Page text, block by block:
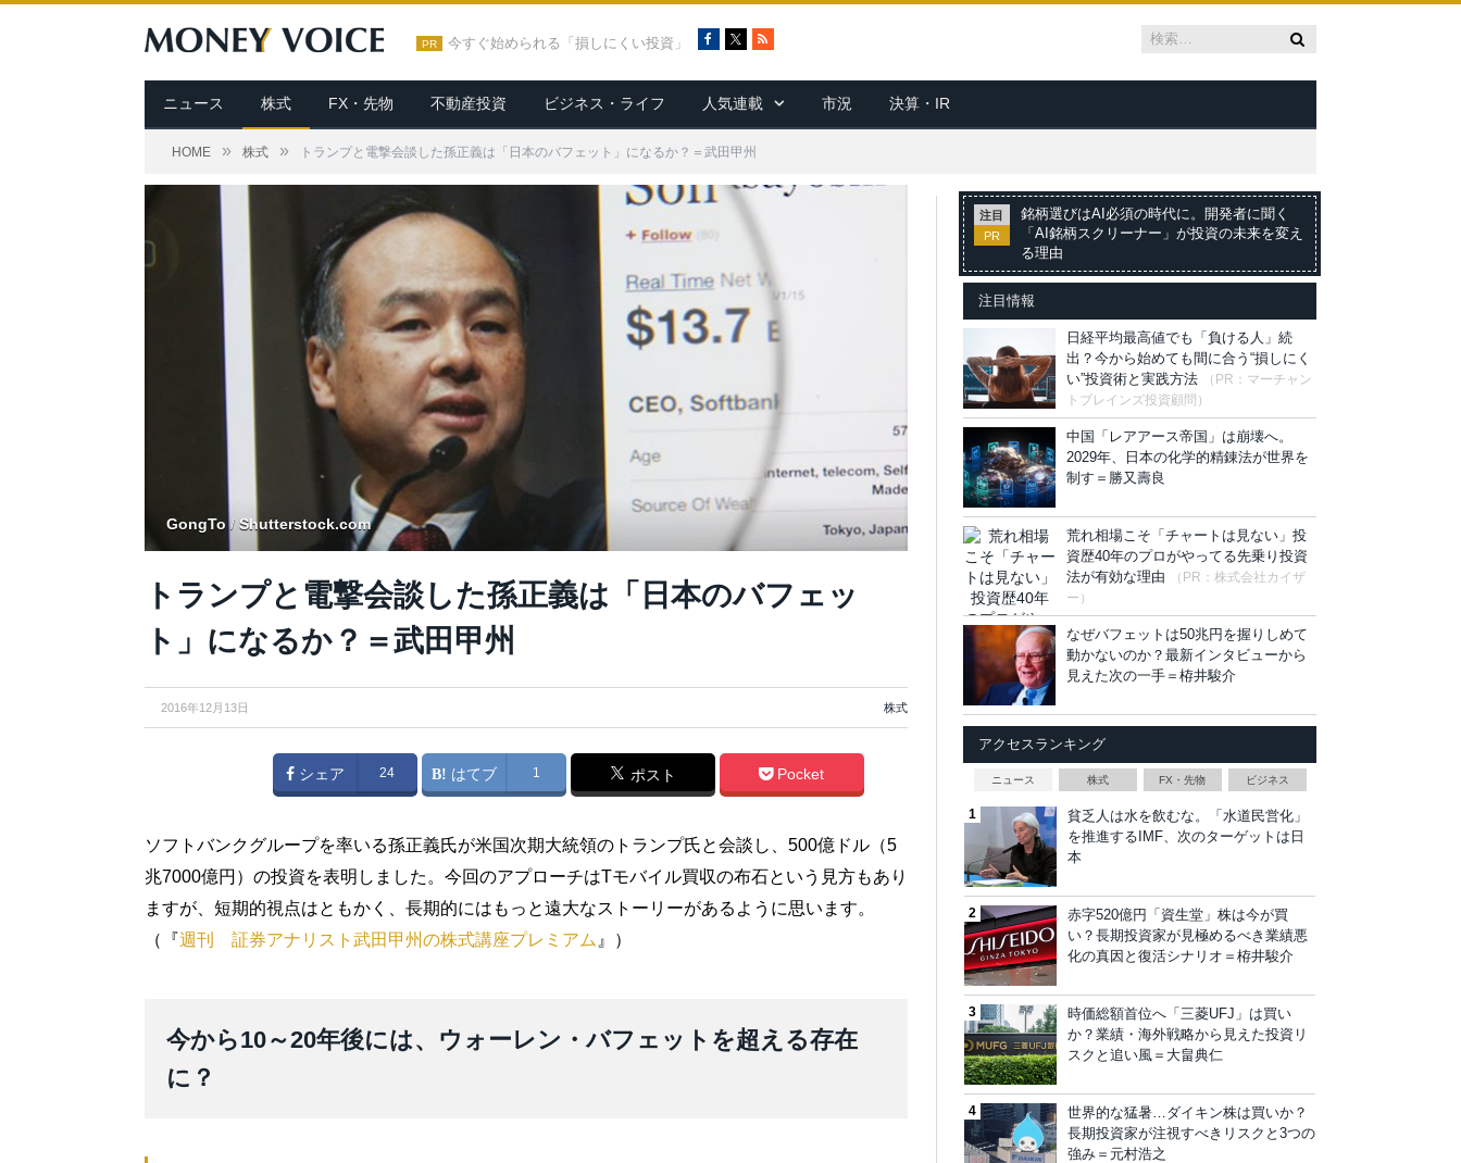
PR 今すぐ始められる「損しにくい投資」
c
e
b
o
R
S
ニュース 株式 FX・先物 不動産投資 ビジネス・ライフ 人気連載 市況 決算・IR
HOME » 株式 » トランプと電撃会談した孫正義は「日本のバフェット」になるか？＝武田甲州
GongTo / Shutterstock.com
トランプと電撃会談した孫正義は「日本のバフェッ
ト」になるか？＝武田甲州
2016年12月13日 株式
シェア 24 はてブ 1 ポスト Pocket
ソフトバンクグループを率いる孫正義氏が米国次期大統領のトランプ氏と会談し、500億ドル（5
兆7000億円）の投資を表明しました。今回のアプローチはTモバイル買収の布石という見方もあり
ますが、短期的視点はともかく、長期的にはもっと遠大なストーリーがあるように思います。
（『週刊 証券アナリスト武田甲州の株式講座プレミアム 』）
今から10～20年後には、ウォーレン・バフェットを超える存在
に？
注目
PR
銘柄選びはAI必須の時代に。開発者に聞く
「AI銘柄スクリーナー」が投資の未来を変え
る理由
注目情報
日経平均最高値でも「負ける人」続
出？今から始めても間に合う“損しにく
い”投資術と実践方法
（PR：マーチャン
トブレインズ投資顧問）
中国「レアアース帝国」は崩壊へ。
2029年、日本の化学的精錬法が世界を
制す＝勝又壽良
荒れ相場こそ「チャートは見ない」投
資歴40年のプロがやってる先乗り投資
法が有効な理由
（PR：株式会社カイザ
ー）
なぜバフェットは50兆円を握りしめて
動かないのか？最新インタビューから
見えた次の一手＝栫井駿介
アクセスランキング
ニュース 株式 FX・先物 ビジネス
貧乏人は水を飲むな。「水道民営化」
を推進するIMF、次のターゲットは日
本
赤字520億円「資生堂」株は今が買
い？長期投資家が見極めるべき業績悪
化の真因と復活シナリオ＝栫井駿介
時価総額首位へ「三菱UFJ」は買い
か？業績・海外戦略から見えた投資リ
スクと追い風＝大畠典仁
世界的な猛暑…ダイキン株は買いか？
長期投資家が注視すべきリスクと3つの
強み＝元村浩之